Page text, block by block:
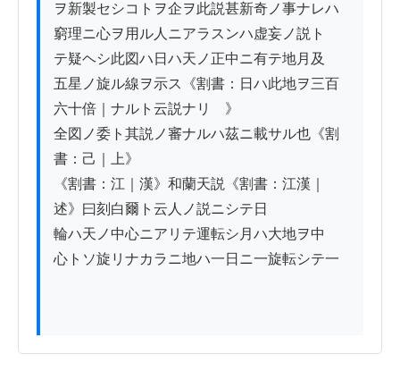
ヲ新製セシコトヲ企ヲ此説甚新奇ノ事ナレハ
窮理ニ心ヲ用ル人ニアラスンハ虚妄ノ説ト
テ疑ヘシ此図ハ日ハ天ノ正中ニ有テ地月及
五星ノ旋ル線ヲ示ス《割書：日ハ此地ヲ三百
六十倍｜ナルト云説ナリ　》
全図ノ委ト其説ノ審ナルハ茲ニ載サル也《割
書：己｜上》
《割書：江｜漢》和蘭天説《割書：江漢｜
述》曰刻白爾ト云人ノ説ニシテ日
輪ハ天ノ中心ニアリテ運転シ月ハ大地ヲ中
心トソ旋リナカラニ地ハ一日ニ一旋転シテ一